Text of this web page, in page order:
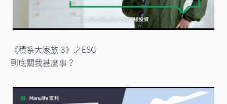
《積系大家族 3》之ESG
到底關我甚麼事？